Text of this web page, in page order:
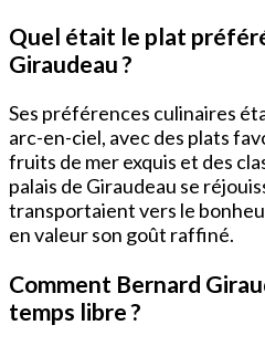
Quel était le plat
Giraudeau ?
Ses préférences culinaires
arc-en-ciel, avec des plats
fruits de mer exquis et des
palais de Giraudeau se
transportaient vers le
en valeur son goût raffiné.
Comment Bernard
temps libre ?